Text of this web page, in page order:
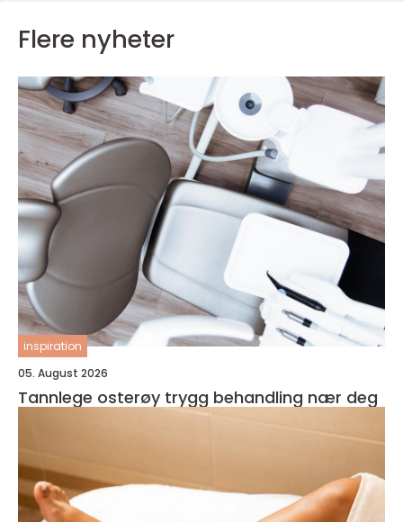
Flere nyheter
inspiration
05. August 2026
Tannlege osterøy trygg behandling nær deg